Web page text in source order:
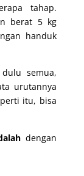
tahap.
berat 5 kg
handuk
semua,
urutannya
itu, bisa
dengan